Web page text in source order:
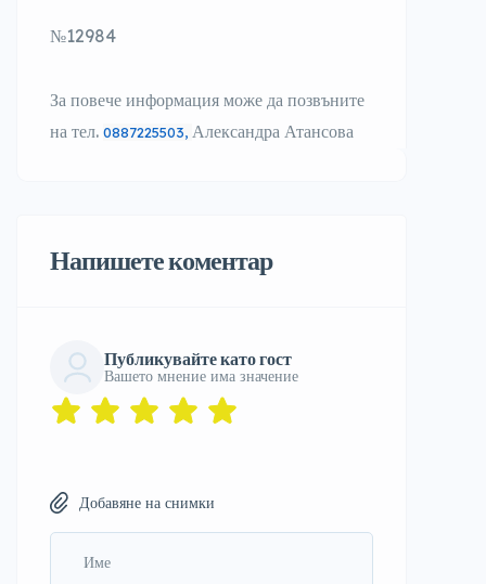
№12984
За повече информация може да позвъните
на тел. 0887225503, Александра Атансова
Напишете коментар
Публикувайте като гост
Вашето мнение има значение
Добавяне на снимки